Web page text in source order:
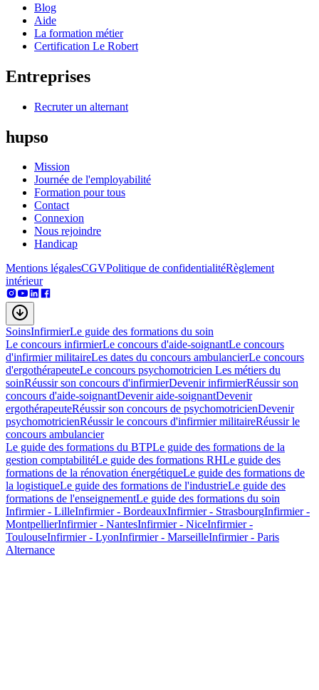
Blog
Aide
La formation métier
Certification Le Robert
Entreprises
Recruter un alternant
hupso
Mission
Journée de l'employabilité
Formation pour tous
Contact
Connexion
Nous rejoindre
Handicap
Mentions légalesCGVPolitique de confidentialitéRèglement
intérieur
SoinsInfirmierLe guide des formations du soin
Le concours infirmierLe concours d'aide-soignantLe concours
d'infirmier militaireLes dates du concours ambulancierLe concours
d'ergothérapeuteLe concours psychomotricien Les métiers du
soinRéussir son concours d'infirmierDevenir infirmierRéussir son
concours d'aide-soignantDevenir aide-soignantDevenir
ergothérapeuteRéussir son concours de psychomotricienDevenir
psychomotricienRéussir le concours d'infirmier militaireRéussir le
concours ambulancier
Le guide des formations du BTPLe guide des formations de la
gestion comptabilitéLe guide des formations RHLe guide des
formations de la rénovation énergétiqueLe guide des formations de
la logistiqueLe guide des formations de l'industrieLe guide des
formations de l'enseignementLe guide des formations du soin
Infirmier - LilleInfirmier - BordeauxInfirmier - StrasbourgInfirmier -
MontpellierInfirmier - NantesInfirmier - NiceInfirmier -
ToulouseInfirmier - LyonInfirmier - MarseilleInfirmier - Paris
Alternance